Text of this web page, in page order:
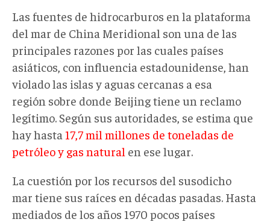
Las fuentes de hidrocarburos en la plataforma
del mar de China Meridional son una de las
principales razones por las cuales países
asiáticos, con influencia estadounidense, han
violado las islas y aguas cercanas a esa
región sobre donde Beijing tiene un reclamo
legítimo. Según sus autoridades, se estima que
hay hasta 17,7 mil millones de toneladas de
petróleo y gas natural en ese lugar.
La cuestión por los recursos del susodicho
mar tiene sus raíces en décadas pasadas. Hasta
mediados de los años 1970 pocos países